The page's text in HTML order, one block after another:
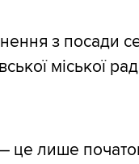
з посади
міської
— це лише